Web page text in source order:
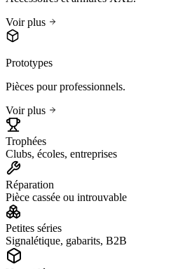
Voir plus
Prototypes
Pièces pour professionnels.
Voir plus
Trophées
Clubs, écoles, entreprises
Réparation
Pièce cassée ou introuvable
Petites séries
Signalétique, gabarits, B2B